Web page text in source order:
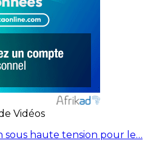
Vidéos
sous haute tension pour le…